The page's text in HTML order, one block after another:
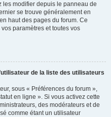
les modifier depuis le panneau de
se trouve généralement en
haut des pages du forum. Ce
paramètres et toutes vos
de la liste des utilisateurs
sous « Préférences du forum »,
en ligne ». Si vous activez cette
des modérateurs et de
comme étant un utilisateur